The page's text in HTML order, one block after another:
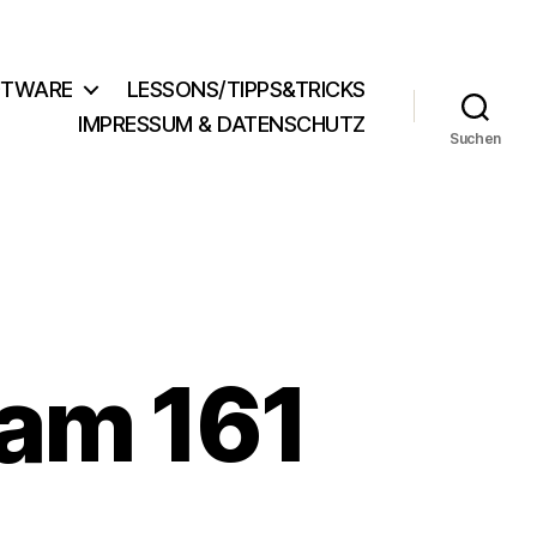
LESSONS/TIPPS&TRICKS
IMPRESSUM & DATENSCHUTZ
Suchen
161